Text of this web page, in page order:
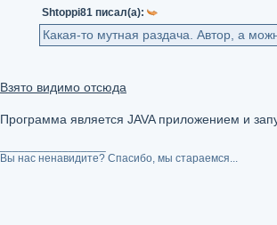
Shtoppi81 писал(а):
Какая-то мутная раздача. Автор, а
Взято видимо отсюда
Программа является JAVA приложением и
Вы нас ненавидите? Спасибо, мы стараемся...